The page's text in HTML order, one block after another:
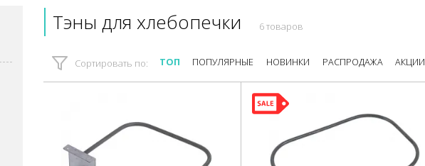
Тэны для хлебопечки 6 товаров
Сортировать по: ТОП ПОПУЛЯРНЫЕ НОВИНКИ РАСПРОДАЖА АКЦИИ